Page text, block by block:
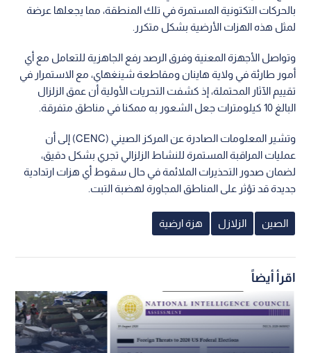
بالحركات التكتونية المستمرة في تلك المنطقة، مما يجعلها عرضة
لمثل هذه الهزات الأرضية بشكل متكرر.
وتواصل الأجهزة المعنية وفرق الرصد رفع الجاهزية للتعامل مع أي
أمور طارئة في ولاية هاينان ومقاطعة شينغهاي، مع الاستمرار في
تقييم الآثار المحتملة، إذ كشفت التحريات الأولية أن عمق الزلزال
البالغ 10 كيلومترات جعل الشعور به ممكنا في مناطق متفرقة.
وتشير المعلومات الصادرة عن المركز الصيني (CENC) إلى أن
عمليات المراقبة المستمرة للنشاط الزلزالي تجري بشكل دقيق،
لضمان صدور التحذيرات الملائمة في حال سقوط أي هزات ارتدادية
جديدة قد تؤثر على المناطق المجاورة لهضبة التبت.
الصين الزلازل هزة ارضية
اقرأ أيضاً